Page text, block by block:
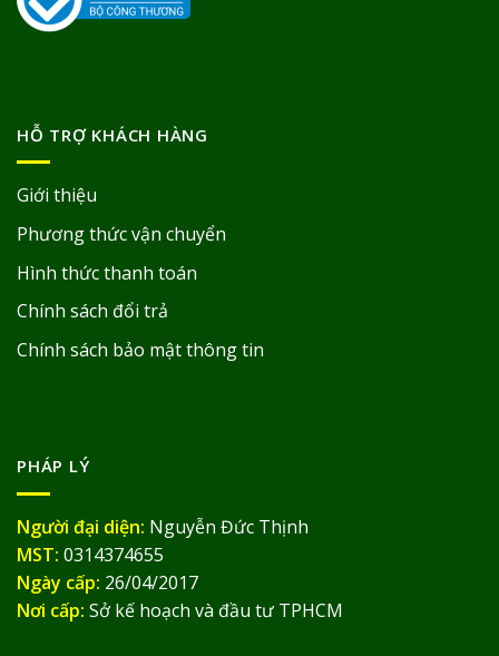
HỖ TRỢ KHÁCH HÀNG
Giới thiệu
Phương thức vận chuyển
Hình thức thanh toán
Chính sách đổi trả
Chính sách bảo mật thông tin
PHÁP LÝ
Người đại diện: Nguyễn Đức Thịnh
MST: 0314374655
Ngày cấp: 26/04/2017
Nơi cấp: Sở kế hoạch và đầu tư TPHCM